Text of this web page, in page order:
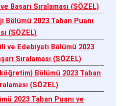
Başarı Sıralaması (SÖZEL)
Bölümü 2023 Taban Puanı
(SÖZEL)
ve Edebiyatı Bölümü 2023
Sıralaması (SÖZEL)
Bölümü 2023 Taban
(SÖZEL)
2023 Taban Puanı ve